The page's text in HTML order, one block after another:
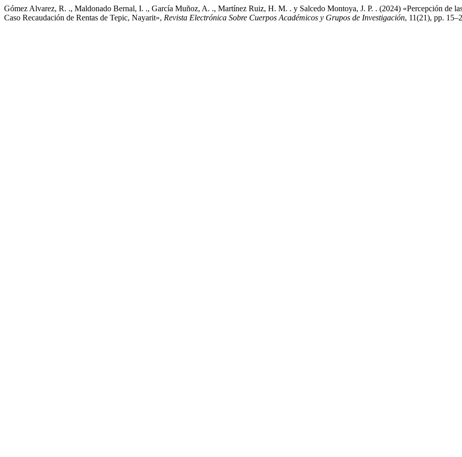
Gómez Alvarez, R. ., Maldonado Bernal, I. ., García Muñoz, A. ., Martínez Ruiz, H. M. . y Salcedo Montoya, J. P. . (2024) «Percepción de
Caso Recaudación de Rentas de Tepic, Nayarit», Revista Electrónica Sobre Cuerpos Académicos y Grupos de Investigación, 11(21), pp.